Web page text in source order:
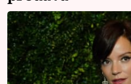
Vztahy
Seriály
Horoskopy